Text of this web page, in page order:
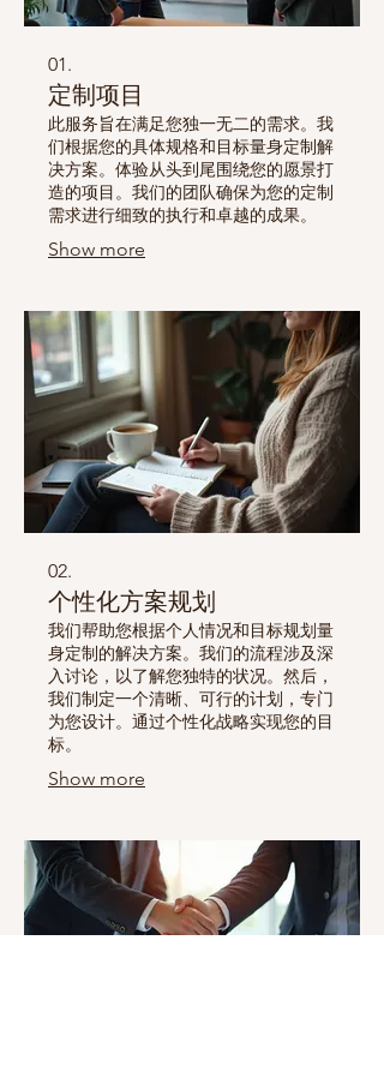
01.
定制项目
此服务旨在满足您独一无二的需求。我
们根据您的具体规格和目标量身定制解
决方案。体验从头到尾围绕您的愿景打
造的项目。我们的团队确保为您的定制
需求进行细致的执行和卓越的成果。
Show more
02.
个性化方案规划
我们帮助您根据个人情况和目标规划量
身定制的解决方案。我们的流程涉及深
入讨论，以了解您独特的状况。然后，
我们制定一个清晰、可行的计划，专门
为您设计。通过个性化战略实现您的目
标。
Show more